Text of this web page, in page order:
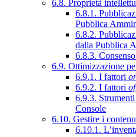
6.8. Proprietà
6.8.1.
Pubblica
6.8.2.
dalla Pubblica
6.8.3.
6.9. Ottimizzazione
6.9.1. I fattori
6.9.2. I fattori
6.9.3.
Console
6.10. Gestire i
6.10.1.